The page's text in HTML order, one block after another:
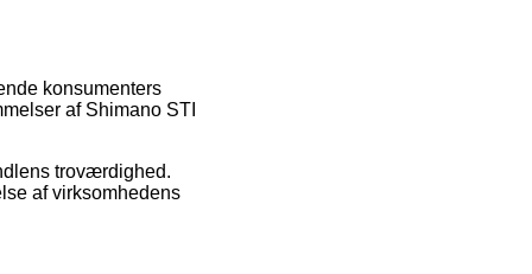
konsumenters
af Shimano STI
troværdighed.
af virksomhedens